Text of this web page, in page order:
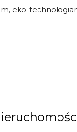
eko-
standard życia z
nakładów
pierwszego dnia